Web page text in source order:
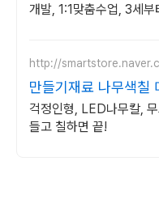
개발, 1:1맞춤수업, 3세부
http://
만들기재료 나무색칠
업,돌봄교실 필수아이
걱정인형, LED나무칼,
들고 칠하면 끝!